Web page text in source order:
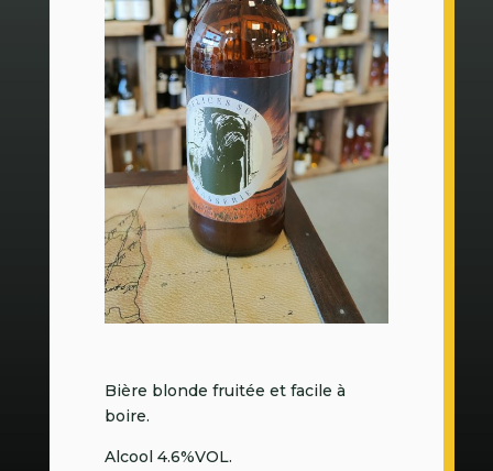
Bière blonde fruitée et facile à
boire.
Alcool 4.6%VOL.